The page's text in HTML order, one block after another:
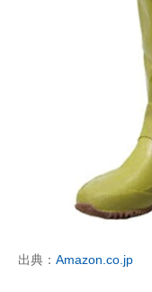
出典： Amazon.co.jp